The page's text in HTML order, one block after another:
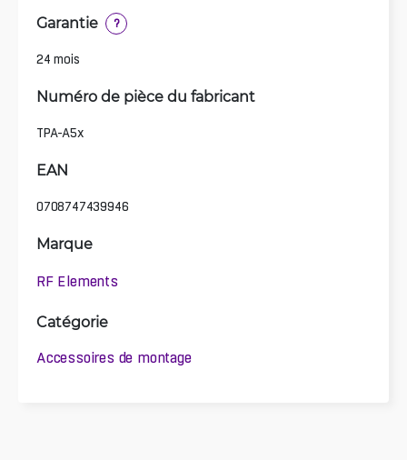
Garantie ?
24 mois
Numéro de pièce du fabricant
TPA-A5x
EAN
0708747439946
Marque
RF Elements
Catégorie
Accessoires de montage